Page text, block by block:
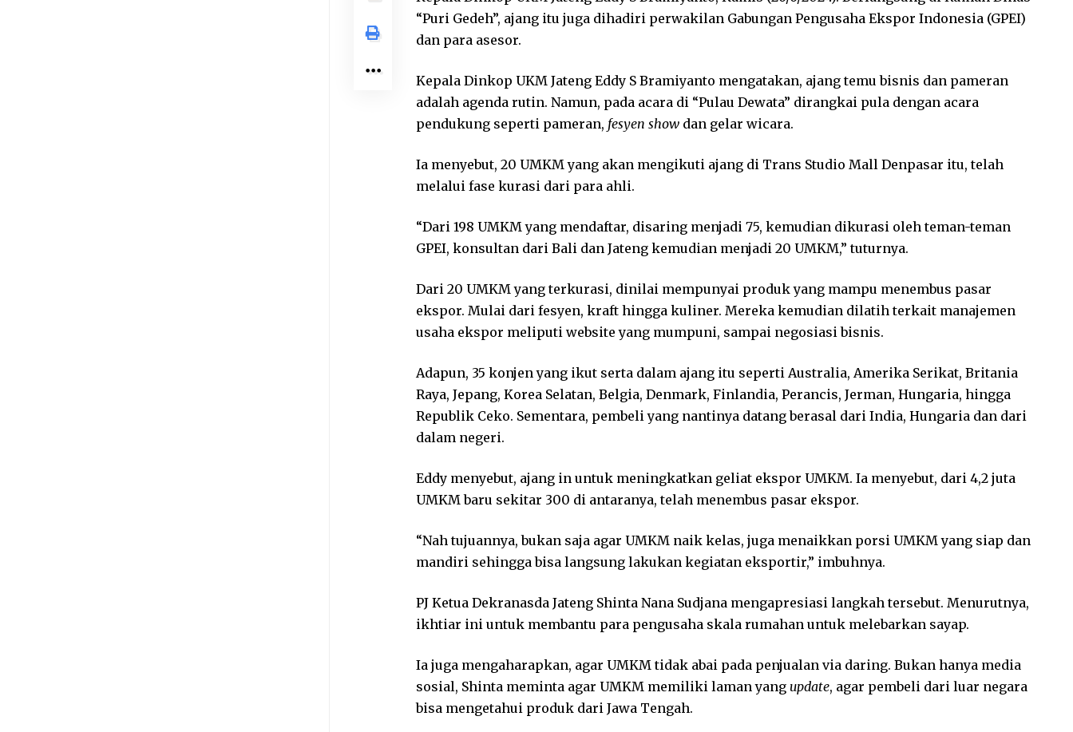
“Puri Gedeh”, ajang itu juga dihadiri perwakilan Gabungan Pengusaha Ekspor Indonesia (GPEI)
dan para asesor.
Kepala Dinkop UKM Jateng Eddy S Bramiyanto mengatakan, ajang temu bisnis dan pameran
adalah agenda rutin. Namun, pada acara di “Pulau Dewata” dirangkai pula dengan acara
pendukung seperti pameran, fesyen show dan gelar wicara.
Ia menyebut, 20 UMKM yang akan mengikuti ajang di Trans Studio Mall Denpasar itu, telah
melalui fase kurasi dari para ahli.
“Dari 198 UMKM yang mendaftar, disaring menjadi 75, kemudian dikurasi oleh teman-teman
GPEI, konsultan dari Bali dan Jateng kemudian menjadi 20 UMKM,” tuturnya.
Dari 20 UMKM yang terkurasi, dinilai mempunyai produk yang mampu menembus pasar
ekspor. Mulai dari fesyen, kraft hingga kuliner. Mereka kemudian dilatih terkait manajemen
usaha ekspor meliputi website yang mumpuni, sampai negosiasi bisnis.
Adapun, 35 konjen yang ikut serta dalam ajang itu seperti Australia, Amerika Serikat, Britania
Raya, Jepang, Korea Selatan, Belgia, Denmark, Finlandia, Perancis, Jerman, Hungaria, hingga
Republik Ceko. Sementara, pembeli yang nantinya datang berasal dari India, Hungaria dan dari
dalam negeri.
Eddy menyebut, ajang in untuk meningkatkan geliat ekspor UMKM. Ia menyebut, dari 4,2 juta
UMKM baru sekitar 300 di antaranya, telah menembus pasar ekspor.
“Nah tujuannya, bukan saja agar UMKM naik kelas, juga menaikkan porsi UMKM yang siap dan
mandiri sehingga bisa langsung lakukan kegiatan eksportir,” imbuhnya.
PJ Ketua Dekranasda Jateng Shinta Nana Sudjana mengapresiasi langkah tersebut. Menurutnya,
ikhtiar ini untuk membantu para pengusaha skala rumahan untuk melebarkan sayap.
Ia juga mengaharapkan, agar UMKM tidak abai pada penjualan via daring. Bukan hanya media
sosial, Shinta meminta agar UMKM memiliki laman yang update, agar pembeli dari luar negara
bisa mengetahui produk dari Jawa Tengah.